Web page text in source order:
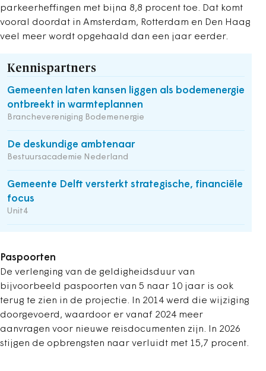
parkeerheffingen met bijna 8,8 procent toe. Dat komt
vooral doordat in Amsterdam, Rotterdam en Den Haag
veel meer wordt opgehaald dan een jaar eerder.
Kennispartners
Gemeenten laten kansen liggen als bodemenergie
ontbreekt in warmteplannen
Branchevereniging Bodemenergie
De deskundige ambtenaar
Bestuursacademie Nederland
Gemeente Delft versterkt strategische, financiële
focus
Unit4
Paspoorten
De verlenging van de geldigheidsduur van
bijvoorbeeld paspoorten van 5 naar 10 jaar is ook
terug te zien in de projectie. In 2014 werd die wijziging
doorgevoerd, waardoor er vanaf 2024 meer
aanvragen voor nieuwe reisdocumenten zijn. In 2026
stijgen de opbrengsten naar verluidt met 15,7 procent.